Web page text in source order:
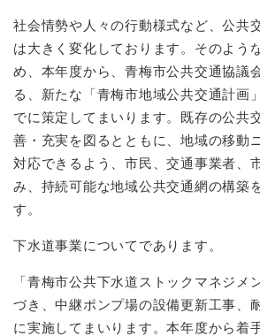
社会情勢や人々の行動様式など、公共
は大きく変化しております。そのよう
め、本年度から、青梅市公共交通協議
る、新たな「青梅市地域公共交通計画
でに策定してまいります。既存の公共
善・充実を図るとともに、地域の移動
対応できるよう、市民、交通事業者、
み、持続可能な地域公共交通網の構築
す。
下水道事業についてであります。
「青梅市公共下水道ストックマネジメ
づき、中継ポンプ場の設備更新工事、
に実施してまいります。本年度から着